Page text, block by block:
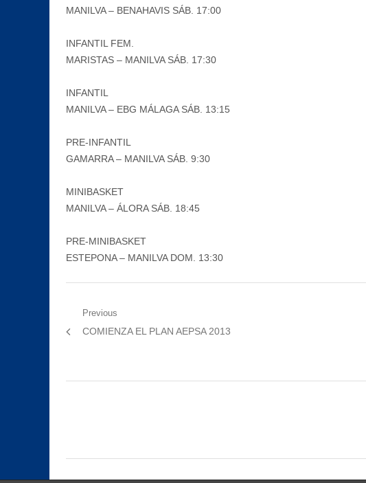
MANILVA – BENAHAVIS SÁB. 17:00
INFANTIL FEM.
MARISTAS – MANILVA SÁB. 17:30
INFANTIL
MANILVA – EBG MÁLAGA SÁB. 13:15
PRE-INFANTIL
GAMARRA – MANILVA SÁB. 9:30
MINIBASKET
MANILVA – ÁLORA SÁB. 18:45
PRE-MINIBASKET
ESTEPONA – MANILVA DOM. 13:30
Navegación
de
Previous
Previous
COMIENZA EL PLAN AEPSA 2013